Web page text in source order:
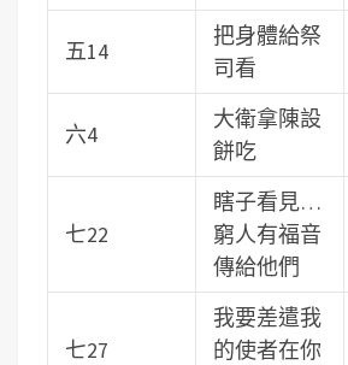
五14
把身體給祭
司看
六4
大衛拿陳設
餅吃
七22
瞎子看見…
窮人有福音
傳給他們
七27
我要差遣我
的使者在你